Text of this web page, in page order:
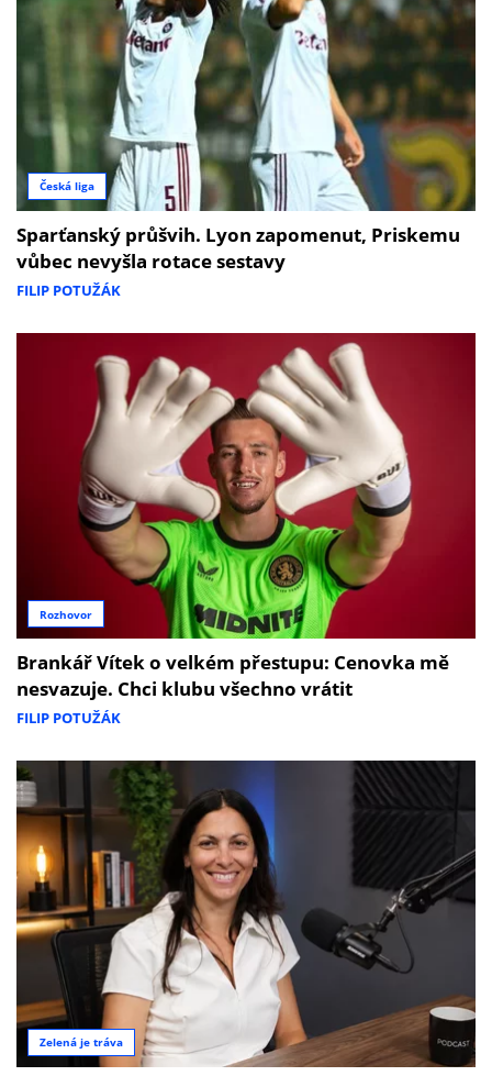
Česká liga
Sparťanský průšvih. Lyon zapomenut, Priskemu
vůbec nevyšla rotace sestavy
FILIP POTUŽÁK
Rozhovor
Brankář Vítek o velkém přestupu: Cenovka mě
nesvazuje. Chci klubu všechno vrátit
FILIP POTUŽÁK
Zelená je tráva